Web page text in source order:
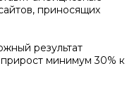
приносящих
результат
минимум 30% к